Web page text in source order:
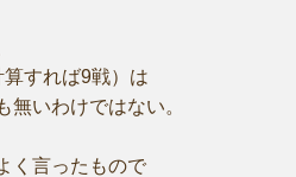
すれば9戦）は
無いわけではない。
く言ったもので